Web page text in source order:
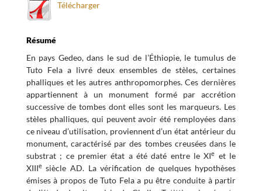
Télécharger
Résumé
En pays Gedeo, dans le sud de l’Éthiopie, le tumulus de
Tuto Fela a livré deux ensembles de stèles, certaines
phalliques et les autres anthropomorphes. Ces dernières
appartiennent à un monument formé par accrétion
successive de tombes dont elles sont les marqueurs. Les
stèles phalliques, qui peuvent avoir été remployées dans
ce niveau d’utilisation, proviennent d’un état antérieur du
monument, caractérisé par des tombes creusées dans le
substrat ; ce premier état a été daté entre le XIe et le
XIIIesiècle AD. La vérification de quelques hypothèses
émises à propos de Tuto Fela a pu être conduite à partir